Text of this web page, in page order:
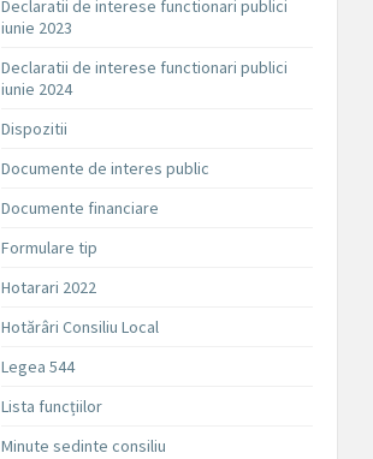
Declaratii de interese functionari publici
iunie 2023
Declaratii de interese functionari publici
iunie 2024
Dispozitii
Documente de interes public
Documente financiare
Formulare tip
Hotarari 2022
Hotărâri Consiliu Local
Legea 544
Lista funcțiilor
Minute sedinte consiliu